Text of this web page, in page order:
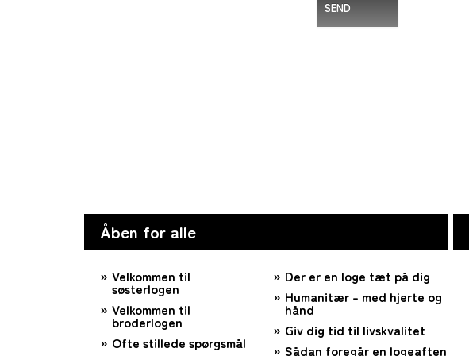
SEND
Åben for alle
Velkommen til
søsterlogen
Velkommen til
broderlogen
Ofte stillede spørgsmål
Der er en loge tæt på dig
Humanitær – med hjerte og
hånd
Giv dig tid til livskvalitet
Sådan foregår en logeaften